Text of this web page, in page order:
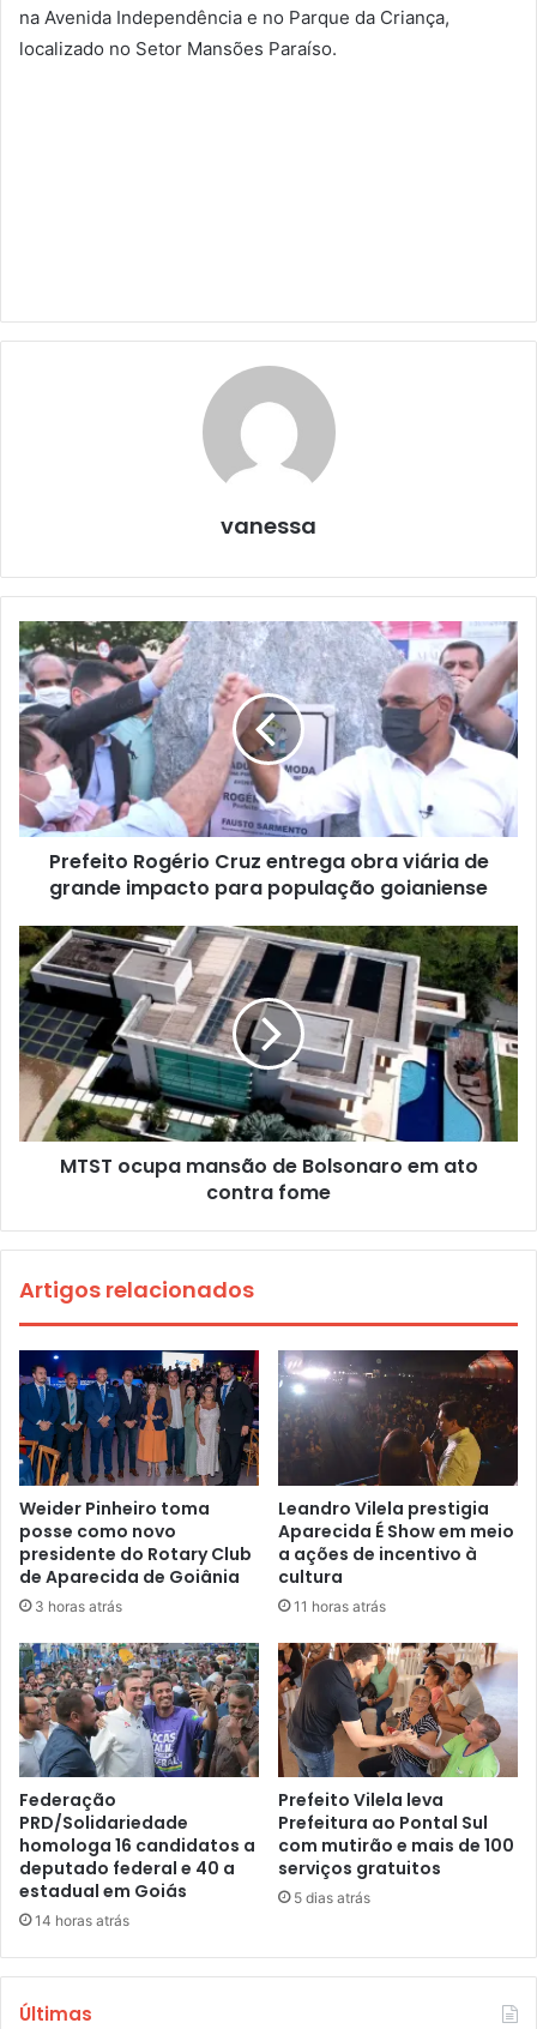
na Avenida Independência e no Parque da Criança,
localizado no Setor Mansões Paraíso.
vanessa
Prefeito Rogério Cruz entrega obra viária de
grande impacto para população goianiense
MTST ocupa mansão de Bolsonaro em ato
contra fome
Artigos relacionados
Weider Pinheiro toma
posse como novo
presidente do Rotary Club
de Aparecida de Goiânia
3 horas atrás
Leandro Vilela prestigia
Aparecida É Show em meio
a ações de incentivo à
cultura
11 horas atrás
Federação
PRD/Solidariedade
homologa 16 candidatos a
deputado federal e 40 a
estadual em Goiás
14 horas atrás
Prefeito Vilela leva
Prefeitura ao Pontal Sul
com mutirão e mais de 100
serviços gratuitos
5 dias atrás
Últimas